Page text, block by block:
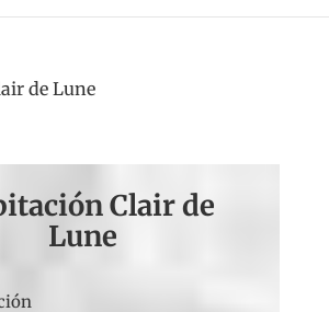
de Lune
Clair de
Lune